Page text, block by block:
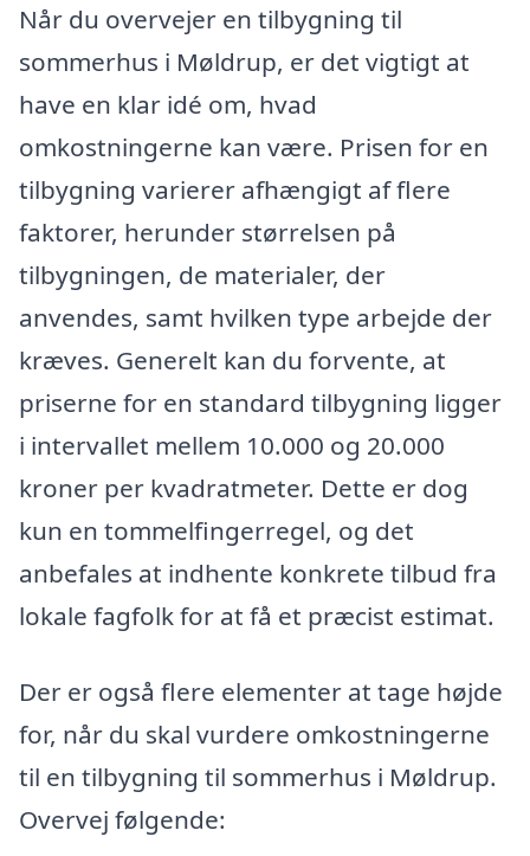
Når du overvejer en tilbygning til
sommerhus i Møldrup, er det vigtigt at
have en klar idé om, hvad
omkostningerne kan være. Prisen for en
tilbygning varierer afhængigt af flere
faktorer, herunder størrelsen på
tilbygningen, de materialer, der
anvendes, samt hvilken type arbejde der
kræves. Generelt kan du forvente, at
priserne for en standard tilbygning ligger
i intervallet mellem 10.000 og 20.000
kroner per kvadratmeter. Dette er dog
kun en tommelfingerregel, og det
anbefales at indhente konkrete tilbud fra
lokale fagfolk for at få et præcist estimat.
Der er også flere elementer at tage højde
for, når du skal vurdere omkostningerne
til en tilbygning til sommerhus i Møldrup.
Overvej følgende: